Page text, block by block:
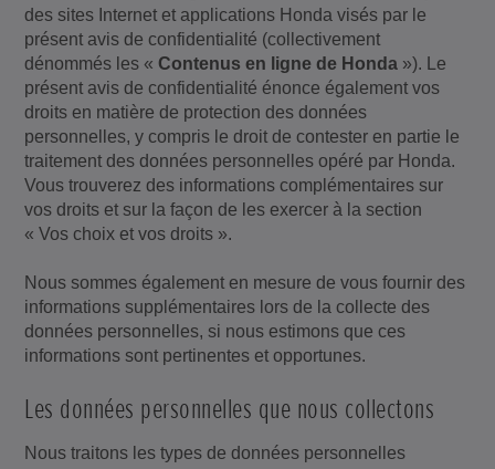
des sites Internet et applications Honda visés par le
présent avis de confidentialité (collectivement
dénommés les «Contenus en ligne de Honda »). Le
présent avis de confidentialité énonce également vos
droits en matière de protection des données
personnelles, y compris le droit de contester en partie le
traitement des données personnelles opéré par Honda.
Vous trouverez des informations complémentaires sur
vos droits et sur la façon de les exercer à la section
« Vos choix et vos droits ».
Nous sommes également en mesure de vous fournir des
informations supplémentaires lors de la collecte des
données personnelles, si nous estimons que ces
informations sont pertinentes et opportunes.
Les données personnelles que nous collectons
Nous traitons les types de données personnelles